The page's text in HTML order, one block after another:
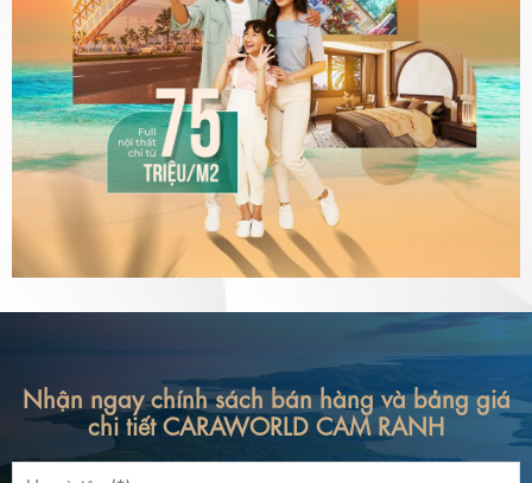
Nhận ngay chính sách bán hàng và bảng giá
chi tiết CARAWORLD CAM RANH